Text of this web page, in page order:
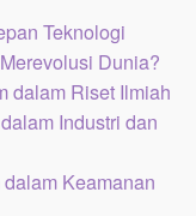
Teknologi
Dunia?
dalam Riset Ilmiah
Industri dan
Keamanan